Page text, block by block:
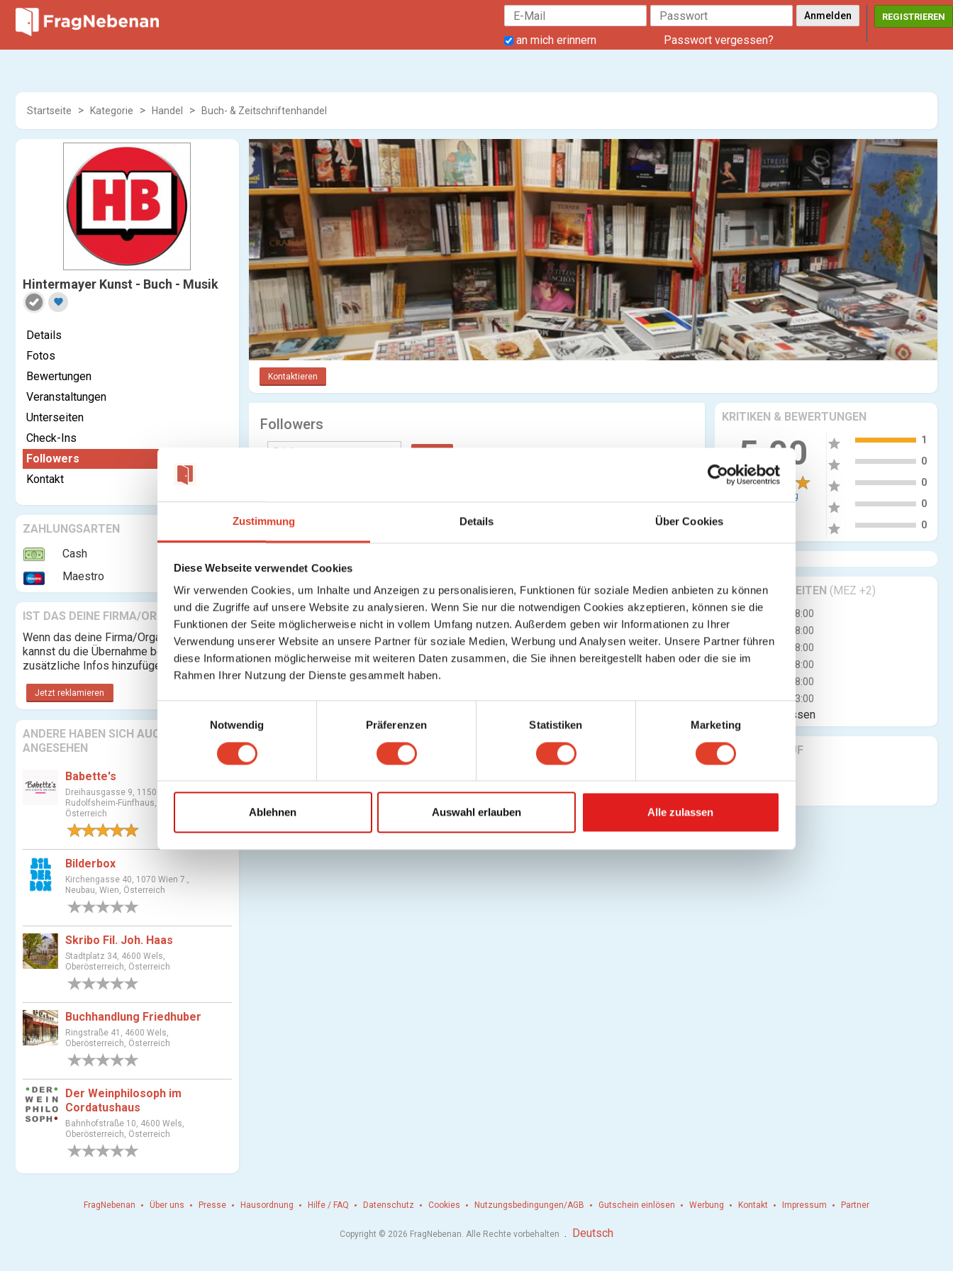
Zustimmung Details Über Cookies
Diese Webseite verwendet Cookies
Wir verwenden Cookies, um Inhalte und Anzeigen zu personalisieren, Funktionen für soziale Medien anbieten zu können
und die Zugriffe auf unsere Website zu analysieren. Wenn Sie nur die notwendigen Cookies akzeptieren, können sie die
Funktionen der Seite möglicherweise nicht in vollem Umfang nutzen. Außerdem geben wir Informationen zu Ihrer
Verwendung unserer Website an unsere Partner für soziale Medien, Werbung und Analysen weiter. Unsere Partner führen
diese Informationen möglicherweise mit weiteren Daten zusammen, die Sie ihnen bereitgestellt haben oder die sie im
Rahmen Ihrer Nutzung der Dienste gesammelt haben.
E
g
n
g
a
u
s
h
l
Notwendig Präferenzen Statistiken Marketing
Ablehnen Auswahl erlauben Alle zulassen
an mich erinnern Passwort vergessen?
REGISTRIEREN
Startseite Kategorie Handel Buch- & Zeitschriftenhandel
Hintermayer Kunst - Buch - Musik
favorite
Details
Fotos
Bewertungen
Veranstaltungen
Unterseiten
Check-Ins
Followers
Kontakt
ZAHLUNGSARTEN
Cash
Maestro
IST DAS DEINE FIRMA/ORGANISATION?
Wenn das deine Firma/Organisation ist,
kannst du die Übernahme beantragen und
zusätzliche Infos hinzufügen.
Jetzt reklamieren
ANDERE HABEN SICH AUCH
ANGESEHEN
Babette's
Dreihausgasse 9, 1150 Wien 15.,
Rudolfsheim-Fünfhaus, Wien,
Österreich
1 Bewertung
Bilderbox
Kirchengasse 40, 1070 Wien 7.,
Neubau, Wien, Österreich
Skribo Fil. Joh. Haas
Stadtplatz 34, 4600 Wels,
Oberösterreich, Österreich
Buchhandlung Friedhuber
Ringstraße 41, 4600 Wels,
Oberösterreich, Österreich
Der Weinphilosoph im
Cordatushaus
Bahnhofstraße 10, 4600 Wels,
Oberösterreich, Österreich
Kontaktieren
KRITIKEN & BEWERTUNGEN
5.00
1 Bewertung
star 1
star 0
star 0
star 0
star 0
GESCHÄFTSZEITEN (MEZ +2)
Mo
14:00 - 18:00
Di
10:00 - 18:00
Mi
10:00 - 18:00
Do
10:00 - 18:00
10:00 - 18:00
Sa
10:00 - 13:00
Jetzt geschlossen
FINDE UNS AUF
Followers
FragNebenan Über uns Presse Hausordnung Hilfe / FAQ Datenschutz Cookies Nutzungsbedingungen/AGB Gutschein einlösen Werbung Kontakt Impressum Partner
Copyright © 2026 FragNebenan. Alle Rechte vorbehalten . Deutsch